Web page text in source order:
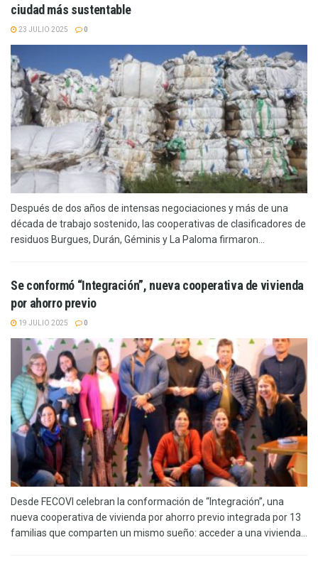
ciudad más sustentable
23 JULIO 2025 0
Después de dos años de intensas negociaciones y más de una
década de trabajo sostenido, las cooperativas de clasificadores de
residuos Burgues, Durán, Géminis y La Paloma firmaron...
Se conformó “Integración”, nueva cooperativa de vivienda
por ahorro previo
19 JULIO 2025 0
Desde FECOVI celebran la conformación de “Integración”, una
nueva cooperativa de vivienda por ahorro previo integrada por 13
familias que comparten un mismo sueño: acceder a una vivienda...